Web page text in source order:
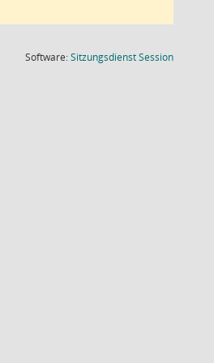
Software:SitzungsdienstSession(Wird in